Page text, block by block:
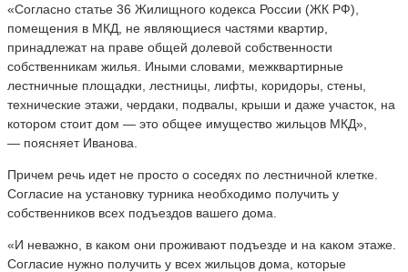
«Согласно статье 36 Жилищного кодекса России (ЖК РФ),
помещения в МКД, не являющиеся частями квартир,
принадлежат на праве общей долевой собственности
собственникам жилья. Иными словами, межквартирные
лестничные площадки, лестницы, лифты, коридоры, стены,
технические этажи, чердаки, подвалы, крыши и даже участок, на
котором стоит дом — это общее имущество жильцов МКД»,
— поясняет Иванова.
Причем речь идет не просто о соседях по лестничной клетке.
Согласие на установку турника необходимо получить у
собственников всех подъездов вашего дома.
«И неважно, в каком они проживают подъезде и на каком этаже.
Согласие нужно получить у всех жильцов дома, которые